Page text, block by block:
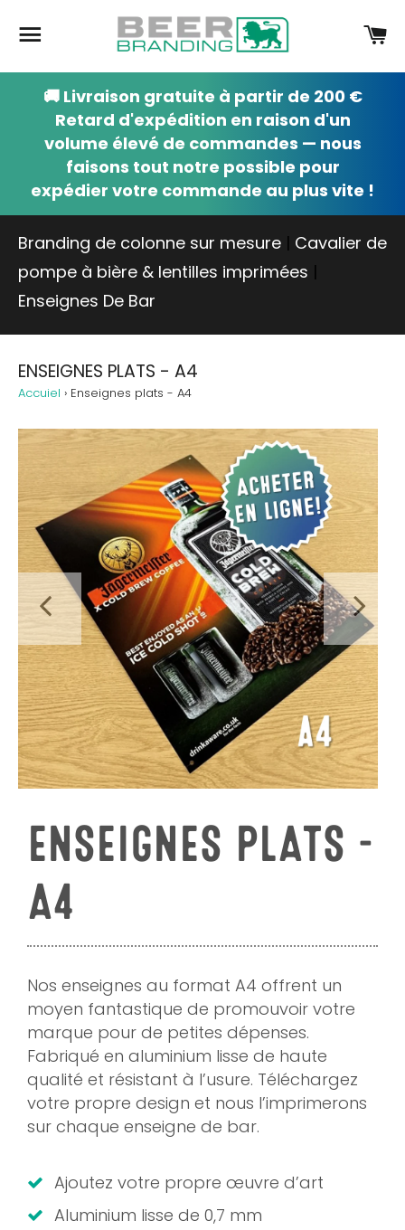
🚚 Livraison gratuite à partir de 200 €
Retard d'expédition en raison d'un
volume élevé de commandes — nous
faisons tout notre possible pour
expédier votre commande au plus vite !
Branding de colonne sur mesure | Cavalier de
pompe à bière & lentilles imprimées |
Enseignes De Bar
ENSEIGNES PLATS - A4
Accuiel › Enseignes plats - A4
ENSEIGNES PLATS -
A4
Nos enseignes au format A4 offrent un
moyen fantastique de promouvoir votre
marque pour de petites dépenses.
Fabriqué en aluminium lisse de haute
qualité et résistant à l’usure. Téléchargez
votre propre design et nous l’imprimerons
sur chaque enseigne de bar.
Ajoutez votre propre œuvre d’art
Aluminium lisse de 0,7 mm